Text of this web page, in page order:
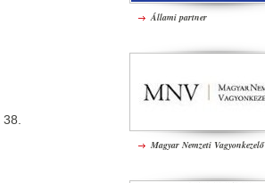
Állami partner
Magyar Nemzeti Vagyonkezelő